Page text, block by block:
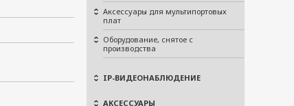
Аксессуары для мультипортовых
плат
Оборудование, снятое с
производства
IP-ВИДЕОНАБЛЮДЕНИЕ
АКСЕССУАРЫ